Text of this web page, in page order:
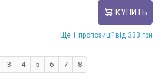
КУПИТЬ
Ще 1 пропозиції від 333 грн
3 4 5 6 7 8